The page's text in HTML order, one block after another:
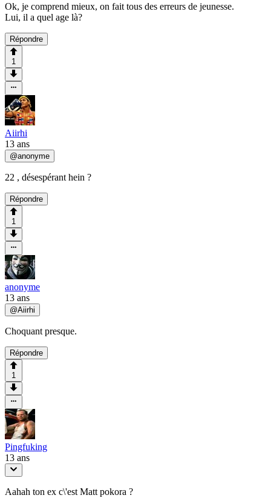
Ok, je comprend mieux, on fait tous des erreurs de jeunesse.
Lui, il a quel age là?
Répondre
1
Aiirhi
13 ans
@anonyme
22 , désespérant hein ?
Répondre
1
anonyme
13 ans
@Aiirhi
Choquant presque.
Répondre
1
Pingfuking
13 ans
Aahah ton ex c\'est Matt pokora ?